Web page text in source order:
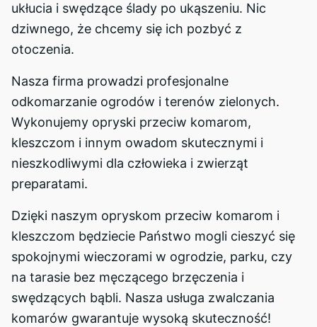
ukłucia i swędzące ślady po ukąszeniu. Nic
dziwnego, że chcemy się ich pozbyć z
otoczenia.
Nasza firma prowadzi profesjonalne
odkomarzanie ogrodów i terenów zielonych.
Wykonujemy opryski przeciw komarom,
kleszczom i innym owadom skutecznymi i
nieszkodliwymi dla człowieka i zwierząt
preparatami.
Dzięki naszym opryskom przeciw komarom i
kleszczom będziecie Państwo mogli cieszyć się
spokojnymi wieczorami w ogrodzie, parku, czy
na tarasie bez męczącego brzęczenia i
swędzących bąbli. Nasza usługa zwalczania
komarów gwarantuje wysoką skuteczność!